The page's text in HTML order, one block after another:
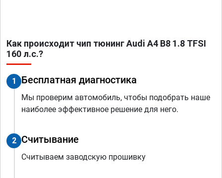
Как происходит чип тюнинг Audi A4 B8 1.8 TFSI
160 л.с.?
1 Бесплатная диагностика
Мы проверим автомобиль, чтобы подобрать наше
наиболее эффективное решение для него.
2 Считывание
Считываем заводскую прошивку